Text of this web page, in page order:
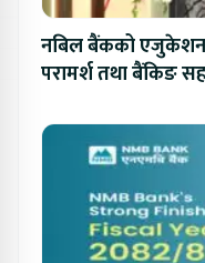
नबिल बैंकको एजुकेशन
परामर्श तथा बैंकिङ